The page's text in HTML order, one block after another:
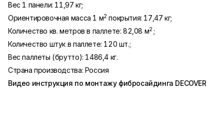
Вес 1 панели: 11,97 кг;
Ориентировочная масса 1 м2 покрытия: 17,47 кг;
Количество кв. метров в паллете: 82,08 м2;
Количество штук в паллете: 120 шт.;
Вес паллеты (брутто): 1486,4 кг.
Страна производства: Россия
Видео инструкция по монтажу фибросайдинга DECOVER